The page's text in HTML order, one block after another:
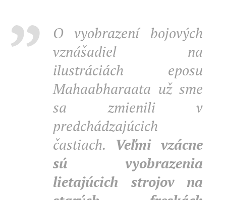
O vyobrazení bojových
vznášadiel na
ilustráciách eposu
Mahaabharaata už sme
sa zmienili v
predchádzajúcich
častiach. Veľmi vzácne
sú vyobrazenia
lietajúcich strojov na